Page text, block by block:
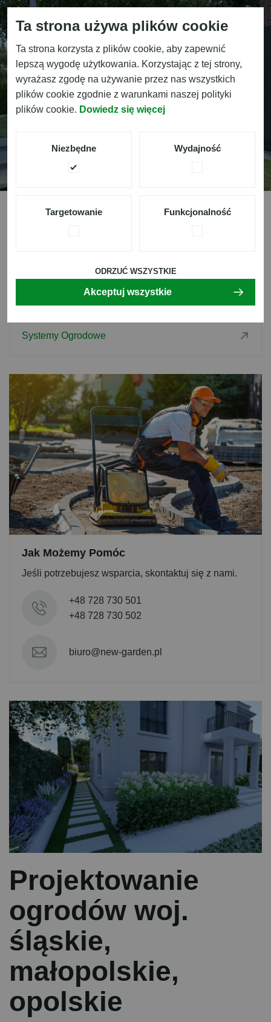
Ta strona używa plików cookie
Ta strona korzysta z plików cookie, aby zapewnić
lepszą wygodę użytkowania. Korzystając z tej strony,
wyrażasz zgodę na używanie przez nas wszystkich
plików cookie zgodnie z warunkami naszej polityki
plików cookie. Dowiedz się więcej
Niezbędne Wydajność
Targetowanie Funkcjonalność
ODRZUĆ WSZYSTKIE
Akceptuj wszystkie
Ogrody
Woda W Ogrodzie
Systemy Ogrodowe
Jak Możemy Pomóc
Jeśli potrzebujesz wsparcia, skontaktuj się z nami.
+48 728 730 501
+48 728 730 502
biuro@new-garden.pl
Projektowanie
ogrodów woj.
śląskie,
małopolskie,
opolskie